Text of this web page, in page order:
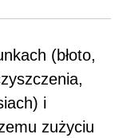
(błoto,
i
zużyciu